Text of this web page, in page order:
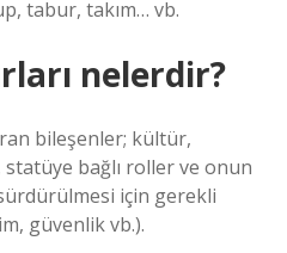
tabur, takım… vb.
nelerdir?
bileşenler; kültür,
bağlı roller ve onun
için gerekli
güvenlik vb.).